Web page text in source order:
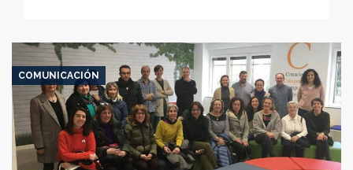
COMUNICACIÓN